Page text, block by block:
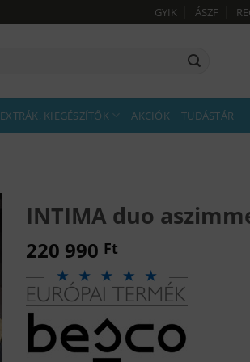
GYIK ÁSZF
EXTRÁK, KIEGÉSZÍTŐK AKCIÓK TUDÁSTÁR
INTIMA duo
220 990 Ft